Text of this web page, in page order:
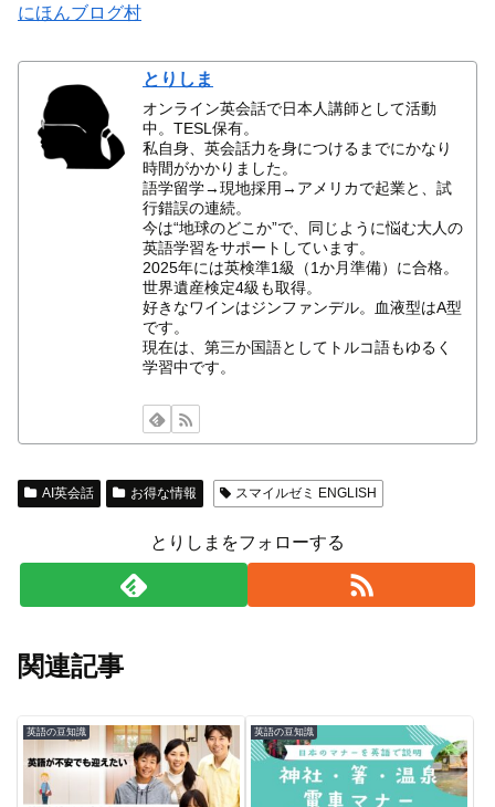
にほんブログ村
とりしま
オンライン英会話で日本人講師として活動
中。TESL保有。
私自身、英会話力を身につけるまでにかなり
時間がかかりました。
語学留学→現地採用→アメリカで起業と、試
行錯誤の連続。
今は“地球のどこか”で、同じように悩む大人の
英語学習をサポートしています。
2025年には英検準1級（1か月準備）に合格。
世界遺産検定4級も取得。
好きなワインはジンファンデル。血液型はA型
です。
現在は、第三か国語としてトルコ語もゆるく
学習中です。
AI英会話 お得な情報 スマイルゼミ ENGLISH
とりしまをフォローする
関連記事
英語の豆知識 英語の豆知識